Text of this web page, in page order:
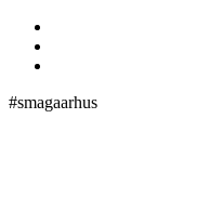
#smagaarhus